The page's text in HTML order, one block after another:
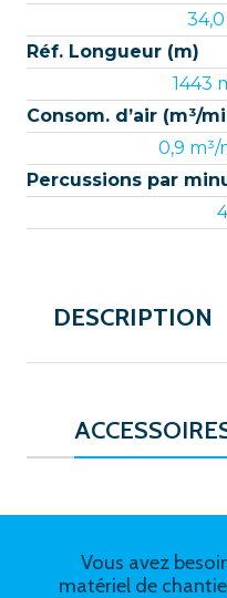
Réf. Longueur (m)
1443
Consom. d’air (m³/
0,9 m³/
Percussions par
DESCRIPTION
Vous avez
matériel de